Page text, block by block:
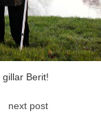
Berit!
next post